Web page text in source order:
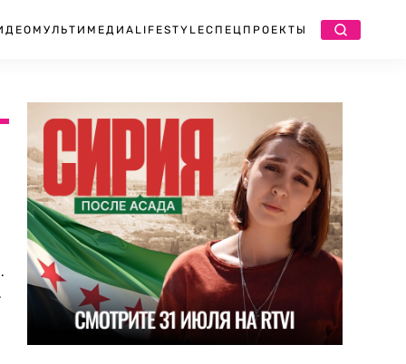
МУЛЬТИМЕДИА LIFESTYLEСПЕЦПРОЕКТЫ